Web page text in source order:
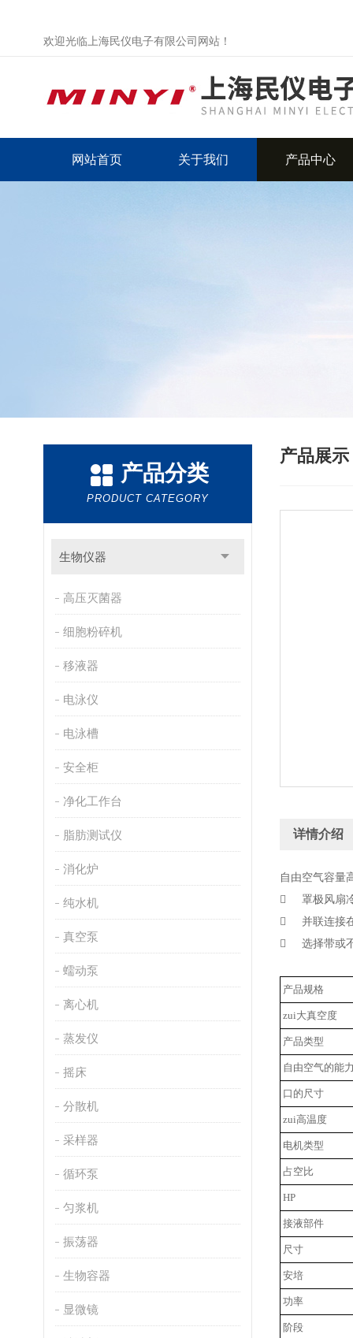
欢迎光临上海民仪电子有限公司网站！
网站首页 关于我们 产品中心
产品分类
PRODUCT CATEGORY
生物仪器
高压灭菌器
细胞粉碎机
移液器
电泳仪
电泳槽
安全柜
净化工作台
脂肪测试仪
消化炉
纯水机
真空泵
蠕动泵
离心机
蒸发仪
摇床
分散机
采样器
循环泵
匀浆机
振荡器
生物容器
显微镜
产品展示
详情介绍
自由空气容量
 罩极风扇冷
 并联连接在
 选择带或
产品规格
zui大真空度
产品类型
自由空气的能
口的尺寸
zui高温度
电机类型
占空比
HP
接液部件
尺寸
安培
功率
阶段